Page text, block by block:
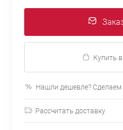
Купить
Нашли дешевле? Сделаем
Рассчитать доставку